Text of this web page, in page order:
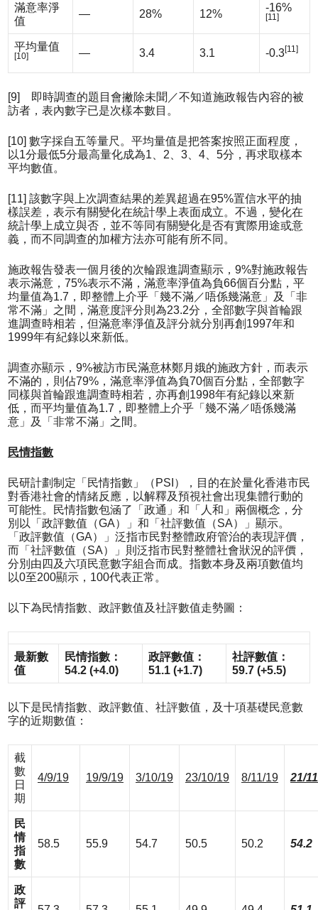
滿意率淨
值
— 28% 12%
-16%
[11]
平均量值
[10] — 3.4 3.1 -0.3[11]
[9] 即時調查的題目會撇除未聞／不知道施政報告內容的被
訪者，表內數字已是次樣本數目。
[10] 數字採自五等量尺。平均量值是把答案按照正面程度，
以1分最低5分最高量化成為1、2、3、4、5分，再求取樣本
平均數值。
[11] 該數字與上次調查結果的差異超過在95%置信水平的抽
樣誤差，表示有關變化在統計學上表面成立。不過，變化在
統計學上成立與否，並不等同有關變化是否有實際用途或意
義，而不同調查的加權方法亦可能有所不同。
施政報告發表一個月後的次輪跟進調查顯示，9%對施政報告
表示滿意，75%表示不滿，滿意率淨值為負66個百分點，平
均量值為1.7，即整體上介乎「幾不滿／唔係幾滿意」及「非
常不滿」之間，滿意度評分則為23.2分，全部數字與首輪跟
進調查時相若，但滿意率淨值及評分就分別再創1997年和
1999年有紀錄以來新低。
調查亦顯示，9%被訪市民滿意林鄭月娥的施政方針，而表示
不滿的，則佔79%，滿意率淨值為負70個百分點，全部數字
同樣與首輪跟進調查時相若，亦再創1998年有紀錄以來新
低，而平均量值為1.7，即整體上介乎「幾不滿／唔係幾滿
意」及「非常不滿」之間。
民情指數
民研計劃制定「民情指數」（PSI），目的在於量化香港市民
對香港社會的情緒反應，以解釋及預視社會出現集體行動的
可能性。民情指數包涵了「政通」和「人和」兩個概念，分
別以「政評數值（GA）」和「社評數值（SA）」顯示。
「政評數值（GA）」泛指市民對整體政府管治的表現評價，
而「社評數值（SA）」則泛指市民對整體社會狀況的評價，
分別由四及六項民意數字組合而成。指數本身及兩項數值均
以0至200顯示，100代表正常。
以下為民情指數、政評數值及社評數值走勢圖：
最新數
值
民情指數：
54.2 (+4.0)
政評數值：
51.1 (+1.7)
社評數值：
59.7 (+5.5)
以下是民情指數、政評數值、社評數值，及十項基礎民意數
字的近期數值：
截
數
日
期
4/9/19 19/9/19 3/10/19 23/10/19 8/11/19 21/
民
情
指
數
58.5 55.9 54.7 50.5 50.2 54.2
政
評